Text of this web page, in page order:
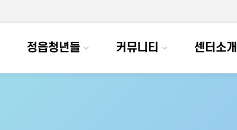
정읍청년들 커뮤니티 센터소개